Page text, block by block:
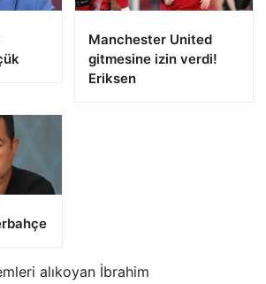
Manchester United
gitmesine izin verdi!
Eriksen
alıkoyan İbrahim